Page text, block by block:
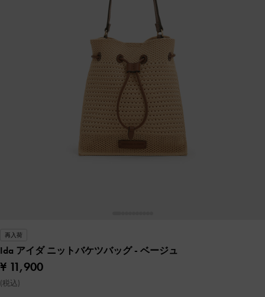
再入荷
Ida アイダ ニットバケツバッグ- ベージュ
¥ 11,900
(税込)